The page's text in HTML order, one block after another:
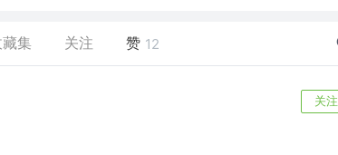
集 关注 赞 12
关注